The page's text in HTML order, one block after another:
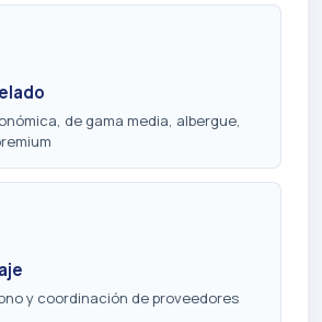
de gama media, albergue,
y coordinación de proveedores